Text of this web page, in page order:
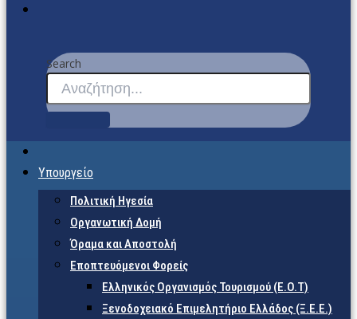
Search
Υπουργείο
Πολιτική Ηγεσία
Οργανωτική Δομή
Όραμα και Αποστολή
Εποπτευόμενοι Φορείς
Eλληνικός Οργανισμός Τουρισμού (Ε.Ο.Τ)
Ξενοδοχειακό Επιμελητήριο Ελλάδος (Ξ.Ε.Ε.)